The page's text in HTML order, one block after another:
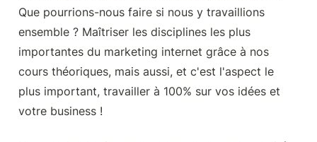
Que pourrions-nous faire si nous y travaillions
ensemble ? Maîtriser les disciplines les plus
importantes du marketing internet grâce à nos
cours théoriques, mais aussi, et c'est l'aspect le
plus important, travailler à 100% sur vos idées et
votre business !